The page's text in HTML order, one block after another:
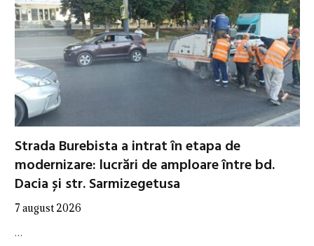
Strada Burebista a intrat în etapa de
modernizare: lucrări de amploare între bd.
Dacia și str. Sarmizegetusa
7 august 2026
…